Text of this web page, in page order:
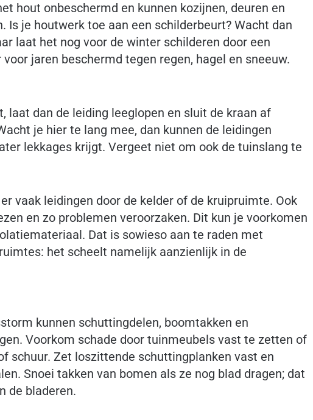
hout onbeschermd en kunnen kozijnen, deuren en
Is je houtwerk toe aan een schilderbeurt? Wacht dan
laat het nog voor de winter schilderen door een
jaren beschermd tegen regen, hagel en sneeuw.
laat dan de leiding leeglopen en sluit de kraan af
je hier te lang mee, dan kunnen de leidingen
lekkages krijgt. Vergeet niet om ook de tuinslang te
vaak leidingen door de kelder of de kruipruimte. Ook
en zo problemen veroorzaken. Dit kun je voorkomen
Dat is sowieso aan te raden met
het scheelt namelijk aanzienlijk in de
kunnen schuttingdelen, boomtakken en
Voorkom schade door tuinmeubels vast te zetten of
schuur. Zet loszittende schuttingplanken vast en
Snoei takken van bomen als ze nog blad dragen; dat
de bladeren.